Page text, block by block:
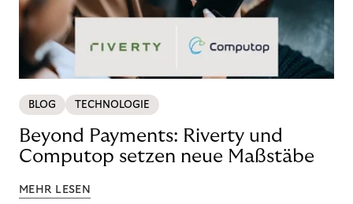
BLOG TECHNOLOGIE
Beyond Payments: Riverty und
Computop setzen neue Maßstäbe
MEHR LESEN